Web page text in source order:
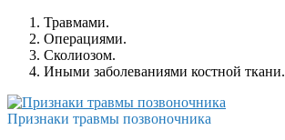
Травмами.
Операциями.
Сколиозом.
Иными заболеваниями костной ткани.
Признаки травмы позвоночника